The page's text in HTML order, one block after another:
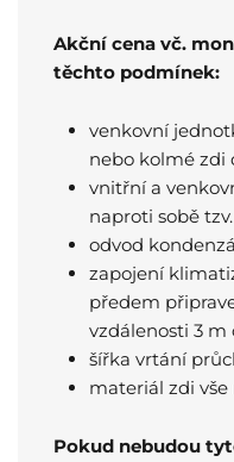
Akční cena vč.
těchto podmínek:
venkovní
nebo kolmé zdi
vnitřní a
naproti sobě
odvod
zapojení
předem
vzdálenosti 3
šířka vrtání
materiál zdi
Pokud nebudou